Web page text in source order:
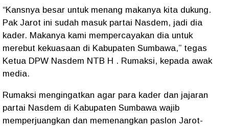
“Kansnya besar untuk menang makanya kita dukung.
Pak Jarot ini sudah masuk partai Nasdem, jadi dia
kader. Makanya kami mempercayakan dia untuk
merebut kekuasaan di Kabupaten Sumbawa,” tegas
Ketua DPW Nasdem NTB H . Rumaksi, kepada awak
media.
Rumaksi mengingatkan agar para kader dan jajaran
partai Nasdem di Kabupaten Sumbawa wajib
memperjuangkan dan memenangkan paslon Jarot-